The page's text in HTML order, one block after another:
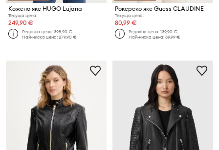
Кожено яке HUGO Lujana
Текуща цена:
249,90 €
Редовна цена:398,90 €
Най-ниска цена:279,90 €
Рокерско яке Guess CLAUDINE
Текуща цена:
80,99 €
Редовна цена:139,90 €
Най-ниска цена:89,99 €